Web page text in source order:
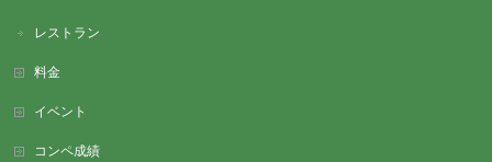
レストラン
料金
イベント
コンペ成績